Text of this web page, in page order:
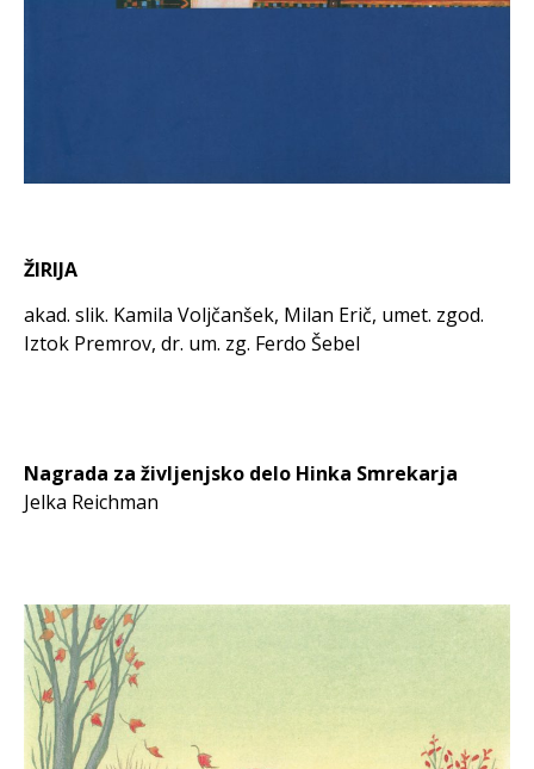
ŽIRIJA
akad. slik. Kamila Voljčanšek, Milan Erič, umet. zgod.
Iztok Premrov, dr. um. zg. Ferdo Šebel
Nagrada za življenjsko delo Hinka Smrekarja
Jelka Reichman